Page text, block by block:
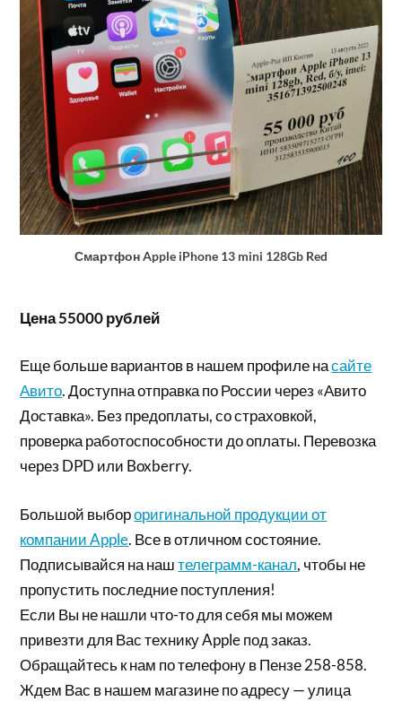
Смартфон Apple iPhone 13 mini 128Gb Red
Цена 55000 рублей
Еще больше вариантов в нашем профиле насайте
Авито. Доступна отправка по России через «Авито
Доставка». Без предоплаты, со страховкой,
проверка работоспособности до оплаты. Перевозка
через DPD или Boxberry.
Большой выбороригинальной продукции от
компании Apple. Все в отличном состояние.
Подписывайся на наштелеграмм-канал, чтобы не
пропустить последние поступления!
Если Вы не нашли что-то для себя мы можем
привезти для Вас технику Apple под заказ.
Обращайтесь к нам по телефону в Пензе 258-858.
Ждем Вас в нашем магазине по адресу — улица